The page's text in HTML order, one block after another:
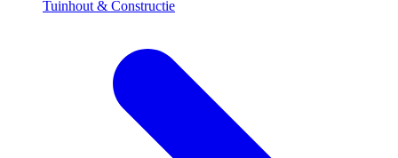
Tuinhout & Constructie